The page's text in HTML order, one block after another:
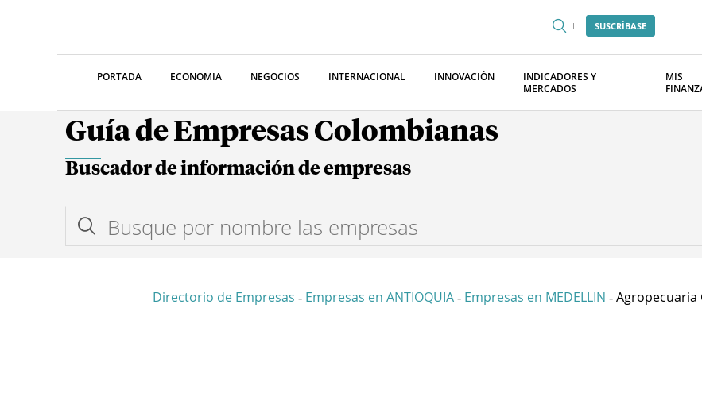
SUSCRÍBASE
PORTADA ECONOMIA NEGOCIOS INTERNACIONAL INNOVACIÓN
INDICADORES Y
MERCADOS
MIS
Guía de Empresas Colombianas
Buscador de información de empresas
Directorio de Empresas - Empresas en ANTIOQUIA - Empresas en MEDELLIN - Agropecuaria